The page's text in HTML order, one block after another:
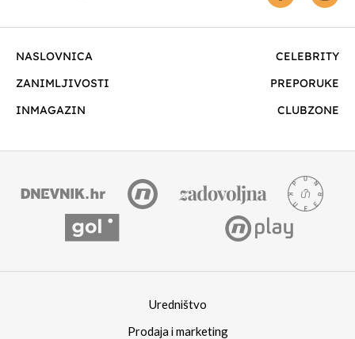
NASLOVNICA
CELEBRITY
ZANIMLJIVOSTI
PREPORUKE
INMAGAZIN
CLUBZONE
Uredništvo
Prodaja i marketing